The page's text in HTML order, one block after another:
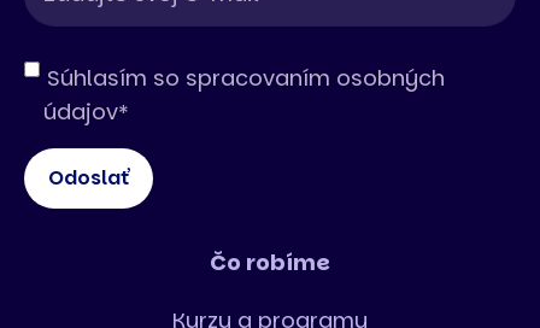
Súhlasím so spracovaním osobných
údajov*
Čo robíme
Kurzy a programy